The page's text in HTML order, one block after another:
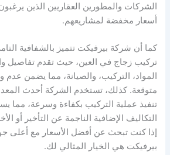
الشركات والمطورين العقاريين الذين
أسعار مخفضة لمشاريعهم.
كما أن شركة بيرفيكت تتميز بالشفافية
تركيب زجاج في العين، حيث تقدم تفاصيل
المواد، التركيب، والصيانة، مما يضمن عدم
متوقعة. كذلك، تستخدم الشركة أحدث
تنفيذ عملية التركيب بكفاءة وسرعة، مما
التكاليف الإضافية الناجمة عن التأخير أو
إذا كنت تبحث عن أفضل الأسعار مع أعلى
بيرفيكت هي الخيار المثالي لك.